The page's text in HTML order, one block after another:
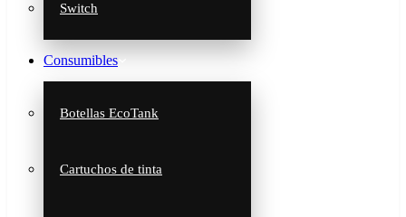
Switch
Consumibles
Botellas EcoTank
Cartuchos de tinta